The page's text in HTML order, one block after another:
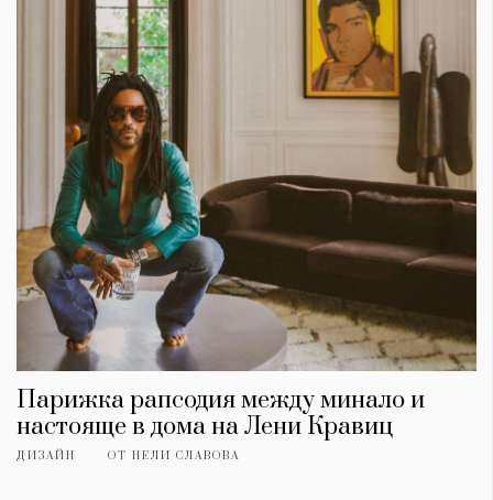
Парижка рапсодия между минало и
настояще в дома на Лени Кравиц
ДИЗАЙН ОТ НЕЛИ СЛАВОВА